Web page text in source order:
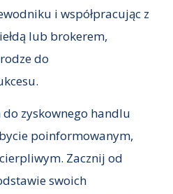
i współpracując z
lub brokerem,
do
zyskownego handlu
poinformowanym,
Zacznij od
swoich